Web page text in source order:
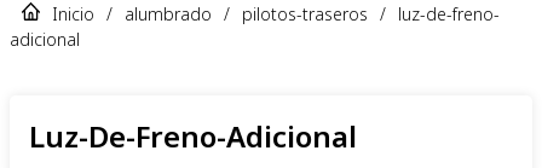
Inicio / alumbrado / pilotos-traseros / luz-de-freno-
adicional
Luz-De-Freno-Adicional